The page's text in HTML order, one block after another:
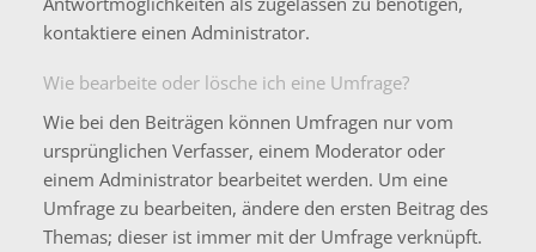
kontaktiere einen Administrator.
Wie bearbeite oder lösche ich eine Umfrage?
Wie bei den Beiträgen können Umfragen nur vom
ursprünglichen Verfasser, einem Moderator oder
einem Administrator bearbeitet werden. Um eine
Umfrage zu bearbeiten, ändere den ersten Beitrag des
Themas; dieser ist immer mit der Umfrage verknüpft.